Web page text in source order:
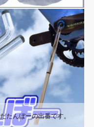
たんぼーの出番です。